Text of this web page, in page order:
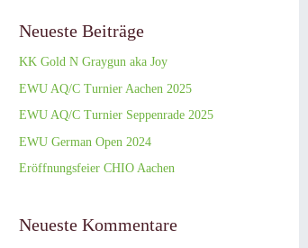
Neueste Beiträge
KK Gold N Graygun aka Joy
EWU AQ/C Turnier Aachen 2025
EWU AQ/C Turnier Seppenrade 2025
EWU German Open 2024
Eröffnungsfeier CHIO Aachen
Neueste Kommentare